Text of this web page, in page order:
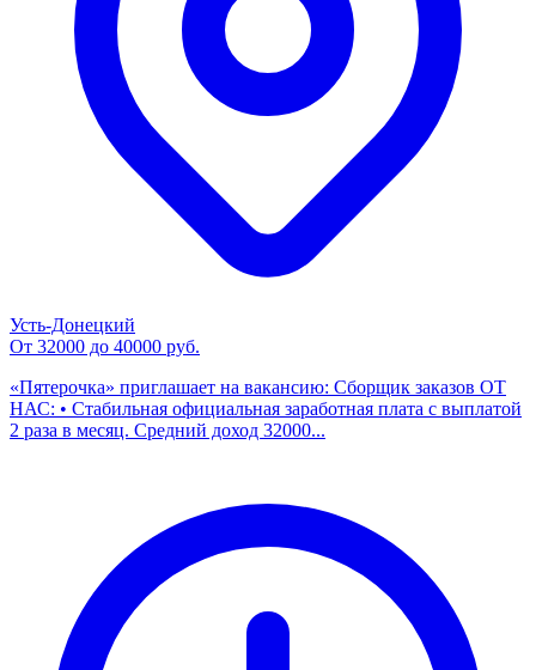
Усть-Донецкий
От 32000 до 40000 руб.
«Пятерочка» приглашает на вакансию: Сборщик заказов ОТ
НАС: • Стабильная официальная заработная плата с выплатой
2 раза в месяц. Средний доход 32000...